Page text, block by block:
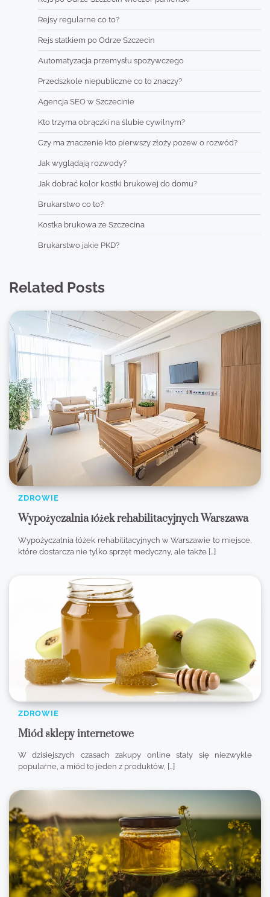
Rejsy regularne co to?
Rejs statkiem po Odrze Szczecin
Automatyzacja przemysłu spożywczego
Przedszkole niepubliczne co to znaczy?
Agencja SEO w Szczecinie
Kto trzyma obrączki na ślubie cywilnym?
Czy ma znaczenie kto pierwszy złoży pozew o rozwód?
Jak wyglądają rozwody?
Jak dobrać kolor kostki brukowej do domu?
Brukarstwo co to?
Kostka brukowa ze Szczecina
Brukarstwo jakie PKD?
Related Posts
ZDROWIE
Wypożyczalnia łóżek rehabilitacyjnych Warszawa
Wypożyczalnia łóżek rehabilitacyjnych w Warszawie to miejsce,
które dostarcza nie tylko sprzęt medyczny, ale także […]
ZDROWIE
Miód sklepy internetowe
W dzisiejszych czasach zakupy online stały się niezwykle
popularne, a miód to jeden z produktów, […]